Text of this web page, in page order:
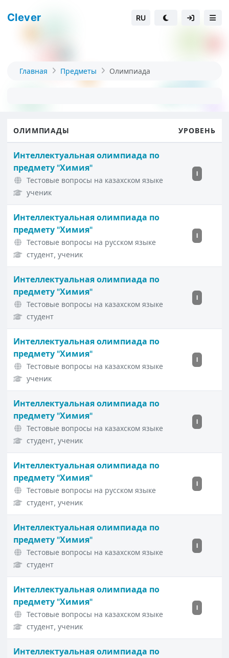
Clever RU
Главная Предметы Олимпиада
ОЛИМПИАДЫ УРОВЕНЬ
Интеллектуальная олимпиада по
предмету "Химия"
Тестовые вопросы на казахском языке
ученик
I
Интеллектуальная олимпиада по
предмету "Химия"
Тестовые вопросы на русском языке
студент, ученик
I
Интеллектуальная олимпиада по
предмету "Химия"
Тестовые вопросы на казахском языке
студент
I
Интеллектуальная олимпиада по
предмету "Химия"
Тестовые вопросы на казахском языке
ученик
I
Интеллектуальная олимпиада по
предмету "Химия"
Тестовые вопросы на казахском языке
студент, ученик
I
Интеллектуальная олимпиада по
предмету "Химия"
Тестовые вопросы на русском языке
студент, ученик
I
Интеллектуальная олимпиада по
предмету "Химия"
Тестовые вопросы на казахском языке
студент
I
Интеллектуальная олимпиада по
предмету "Химия"
Тестовые вопросы на казахском языке
студент, ученик
I
Интеллектуальная олимпиада по